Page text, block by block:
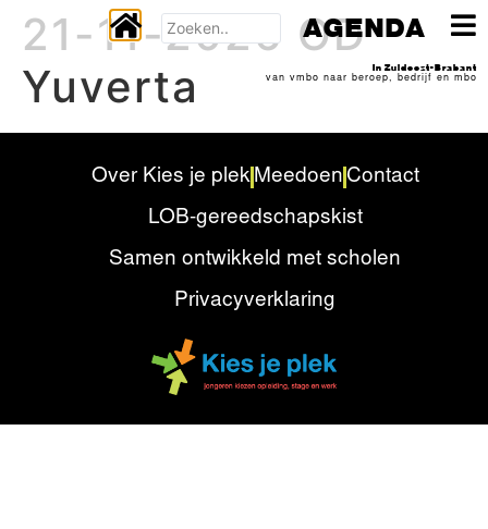
21-11-2026 OD
Yuverta
Over Kies je plek Meedoen Contact
LOB-gereedschapskist
Samen ontwikkeld met scholen
Privacyverklaring
AGENDA
In Zuidoost-Brabant
van vmbo naar beroep, bedrijf en mbo